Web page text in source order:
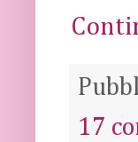
17